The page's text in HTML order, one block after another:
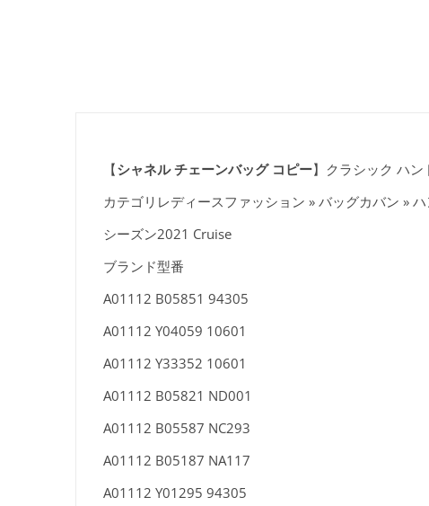
【シャネル チェーンバッグ コピー】クラシック ハ
カテゴリレディースファッション » バッグカバン »
シーズン2021 Cruise
ブランド型番
A01112 B05851 94305
A01112 Y04059 10601
A01112 Y33352 10601
A01112 B05821 ND001
A01112 B05587 NC293
A01112 B05187 NA117
A01112 Y01295 94305